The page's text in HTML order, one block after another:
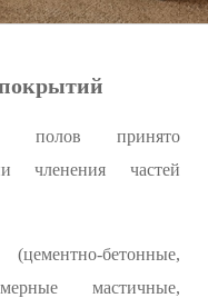
полов принято
членения частей
бетонные,
мастичные,